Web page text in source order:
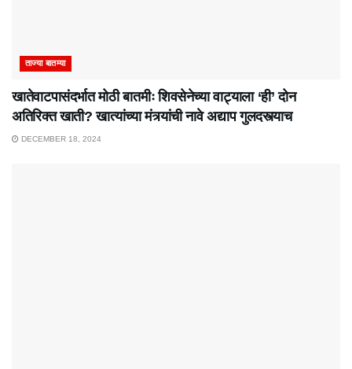
ताज्या बातम्या
खातेवाटपासंदर्भात मोठी बातमीः शिवसेनेच्या वाट्याला ‘ही’ दोन
अतिरिक्त खाती? खात्यांच्या मंत्र्यांची नावे अद्याप गुलदस्त्याच
DECEMBER 18, 2024